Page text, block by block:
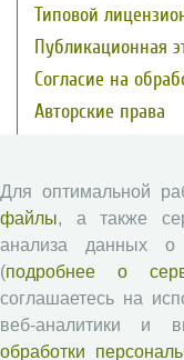
Типовой
Публикационная
Согласие на
Авторские права
Памятка рецензенту
Положение о
Форма рецензии
Для оптимальной
файлы, а также
анализа данных
(подробнее о
соглашаетесь на
веб-аналитики и
обработки